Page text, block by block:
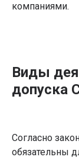
компаниями.
Виды
допуска
Согласно
обязательны